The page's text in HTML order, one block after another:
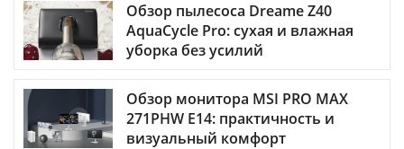
Обзор пылесоса Dreame Z40
AquaCycle Pro: сухая и влажная
уборка без усилий
Обзор монитора MSI PRO MAX
271PHW E14: практичность и
визуальный комфорт